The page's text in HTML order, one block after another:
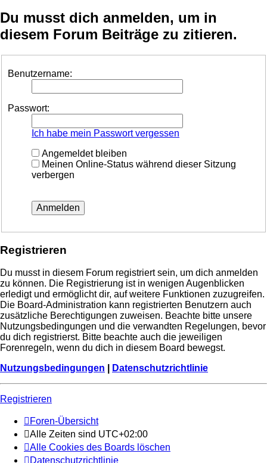
Du musst dich anmelden, um in
diesem Forum Beiträge zu zitieren.
Benutzername:
Passwort:
Ich habe mein Passwort vergessen
Angemeldet bleiben
Meinen Online-Status während dieser Sitzung
verbergen
Registrieren
Du musst in diesem Forum registriert sein, um dich anmelden
zu können. Die Registrierung ist in wenigen Augenblicken
erledigt und ermöglicht dir, auf weitere Funktionen zuzugreifen.
Die Board-Administration kann registrierten Benutzern auch
zusätzliche Berechtigungen zuweisen. Beachte bitte unsere
Nutzungsbedingungen und die verwandten Regelungen, bevor
du dich registrierst. Bitte beachte auch die jeweiligen
Forenregeln, wenn du dich in diesem Board bewegst.
Nutzungsbedingungen
Datenschutzrichtlinie
Registrieren
Foren-Übersicht
Alle Zeiten sind UTC+02:00
Alle Cookies des Boards löschen
Datenschutzrichtlinie